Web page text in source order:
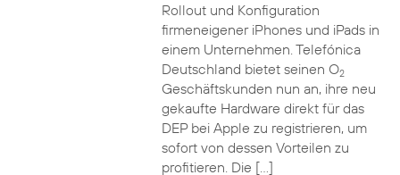
Rollout und Konfiguration
firmeneigener iPhones und iPads in
einem Unternehmen. Telefónica
Deutschland bietet seinen O2
Geschäftskunden nun an, ihre neu
gekaufte Hardware direkt für das
DEP bei Apple zu registrieren, um
sofort von dessen Vorteilen zu
profitieren. Die […]